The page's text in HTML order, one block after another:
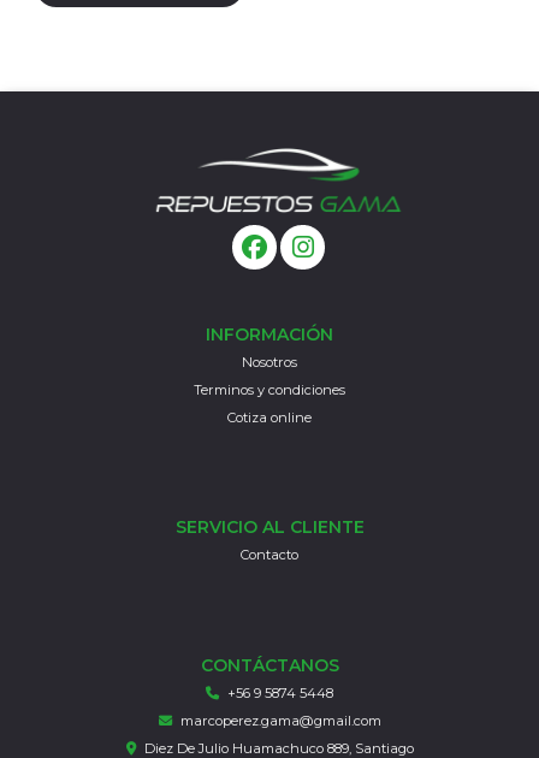
INFORMACIÓN
Nosotros
Terminos y condiciones
Cotiza online
SERVICIO AL CLIENTE
Contacto
CONTÁCTANOS
+56 9 5874 5448
marcoperez.gama@gmail.com
Diez De Julio Huamachuco 889, Santiago